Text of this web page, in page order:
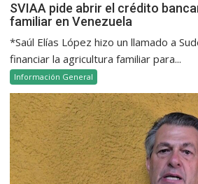
SVIAA pide abrir el crédito
familiar en Venezuela
*Saúl Elías López hizo un llamado a
financiar la agricultura familiar para...
Información General